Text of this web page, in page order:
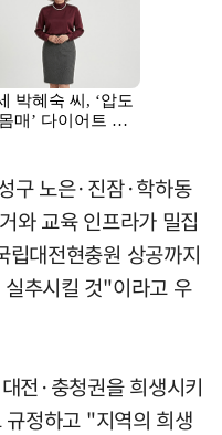
구 노은·진잠·학하동
와 교육 인프라가 밀집
립대전현충원 상공까지
추시킬 것"이라고 우
전·충청권을 희생시키
정하고 "지역의 희생